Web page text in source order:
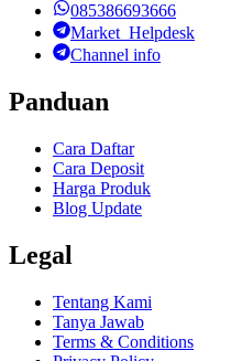
085386693666
Market_Helpdesk
Channel info
Panduan
Cara Daftar
Cara Deposit
Harga Produk
Blog Update
Legal
Tentang Kami
Tanya Jawab
Terms & Conditions